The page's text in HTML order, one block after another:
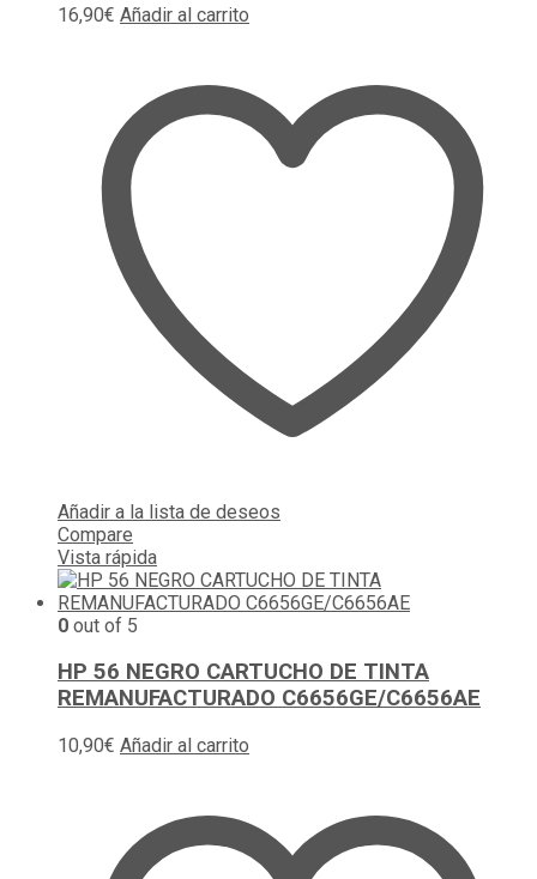
16,90€ Añadir al carrito
Añadir a la lista de deseos
Compare
Vista rápida
0 out of 5
HP 56 NEGRO CARTUCHO DE TINTA
REMANUFACTURADO C6656GE/C6656AE
10,90€ Añadir al carrito